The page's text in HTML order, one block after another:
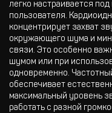
легко настраивается
пользователя.
концентрирует захват
окружающего шума и
связи. Это особенно
шумом или при
одновременно.
обеспечивает
максимальный уровень
работать с разной